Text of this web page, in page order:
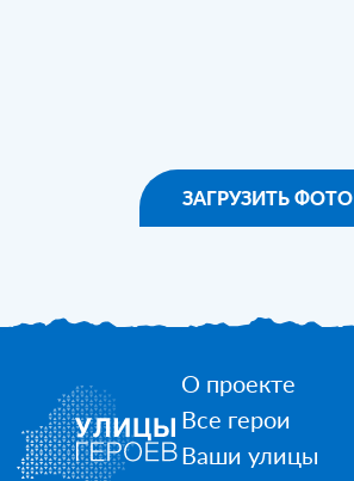
ЗАГРУЗИТЬ ФОТО
О проекте
Все герои
Ваши улицы